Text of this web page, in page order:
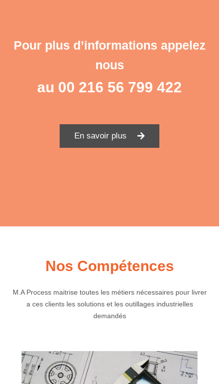
Pour plus d’informations appelez
nous
au 00 216 56 799 422
En savoir plus
Nos Compétences
M.A Process maitrise toutes les métiers nécessaires pour livrer
a ces clients les solutions et les outillages industrielles
demandés